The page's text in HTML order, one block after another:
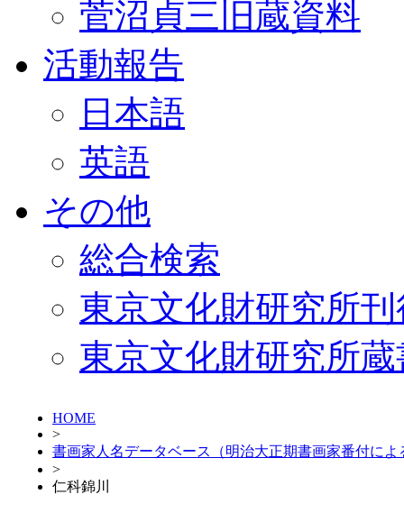
菅沼貞三旧蔵資料
活動報告
日本語
英語
その他
総合検索
東京文化財研究所
東京文化財研究所
HOME
>
書画家人名データベース（明治大正期書画家番付によ
>
仁科錦川